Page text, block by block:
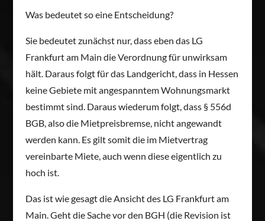
Was bedeutet so eine Entscheidung?
Sie bedeutet zunächst nur, dass eben das LG
Frankfurt am Main die Verordnung für unwirksam
hält. Daraus folgt für das Landgericht, dass in Hessen
keine Gebiete mit angespanntem Wohnungsmarkt
bestimmt sind. Daraus wiederum folgt, dass § 556d
BGB, also die Mietpreisbremse, nicht angewandt
werden kann. Es gilt somit die im Mietvertrag
vereinbarte Miete, auch wenn diese eigentlich zu
hoch ist.
Das ist wie gesagt die Ansicht des LG Frankfurt am
Main. Geht die Sache vor den BGH (die Revision ist